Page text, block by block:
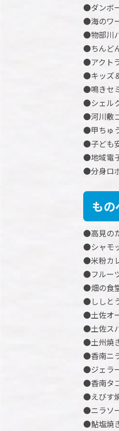
●ダンボ
●海のワ
●物部川
●ちんど
●アクト
●キッズ
●鳴きセ
●シェル
●河川敷
●甲ちゅ
●子ども
●地域電
●分身ロ
も
●高見の
●シャモ
●米粉カ
●フルー
●畑の食
●ししと
●土佐オ
●土佐ス
●土州焼
●香南ニ
●ジェラ
●香南タ
●えびす
●ニラソ
●鮎塩焼